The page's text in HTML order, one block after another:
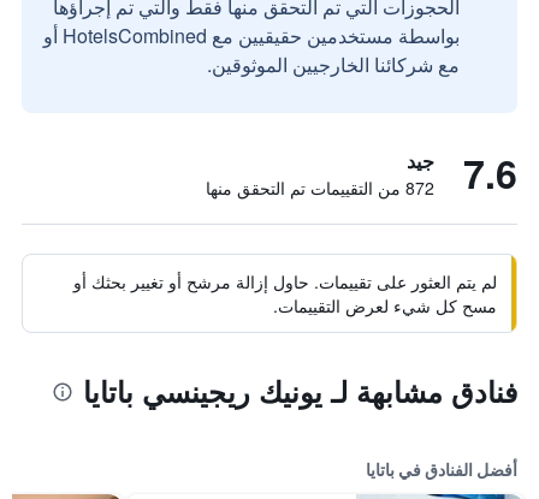
الحجوزات التي تم التحقق منها فقط والتي تم إجراؤها
بواسطة مستخدمين حقيقيين مع HotelsCombined أو
مع شركائنا الخارجيين الموثوقين.
7.6 جيد
872 من التقييمات تم التحقق منها
لم يتم العثور على تقييمات. حاول إزالة مرشح أو تغيير بحثك أو
مسح كل شيء لعرض التقييمات.
فنادق مشابهة لـ يونيك ريجينسي باتايا
أفضل الفنادق في باتايا